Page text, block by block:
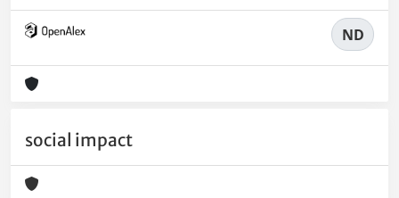
ND
social impact